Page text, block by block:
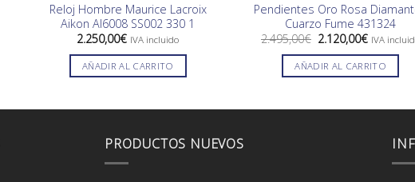
Reloj Hombre Maurice Lacroix
Aikon AI6008 SS002 330 1
2.250,00€ IVA incluido
AÑADIR AL CARRITO
Pendientes Oro Rosa
Cuarzo Fume 431324
2.495,00€ El
precio
original
era:
2.120,00€El
actual
es:
IVA
AÑADIR AL CARRITO
PRODUCTOS NUEVOS